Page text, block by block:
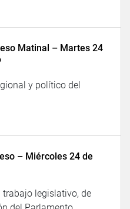
Matinal – Martes 24
y político del
– Miércoles 24 de
legislativo, de